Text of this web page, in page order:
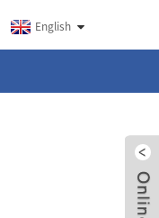
English